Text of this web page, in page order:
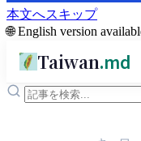
本文へスキップ
🌐 English version
Taiwan.md